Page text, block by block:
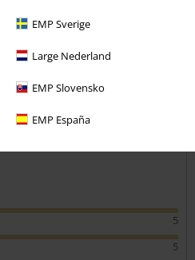
EMP Sverige
Large Nederland
EMP Slovensko
EMP España
5
5